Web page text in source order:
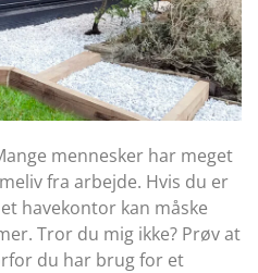
mennesker har meget
fra arbejde. Hvis du er
havekontor kan måske
Tror du mig ikke? Prøv at
du har brug for et